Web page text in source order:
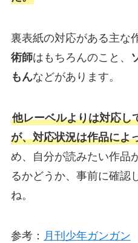
裏表紙の対応がある主な
術師はもちろんのこと、
もんなどがあります。
他レーベルよりは対応し
が、対応状況は作品によ
め、自分が読みたい作品
るかどうか、事前に確認
ね。
参考： 月刊少年ガンガン